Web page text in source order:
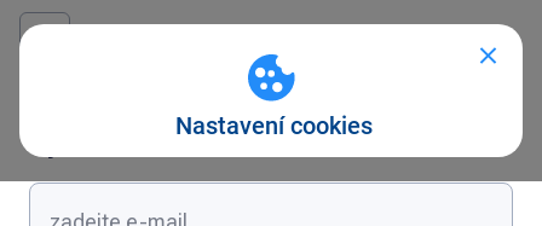
Vytvořte si účet